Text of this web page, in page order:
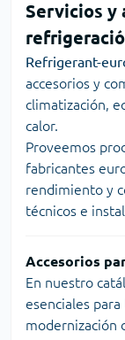
Servicios y
Refrigerant-
accesorios y
climatización,
calor.
Proveemos
fabricantes
rendimiento y
técnicos e
Accesorios
En nuestro
esenciales
modernización